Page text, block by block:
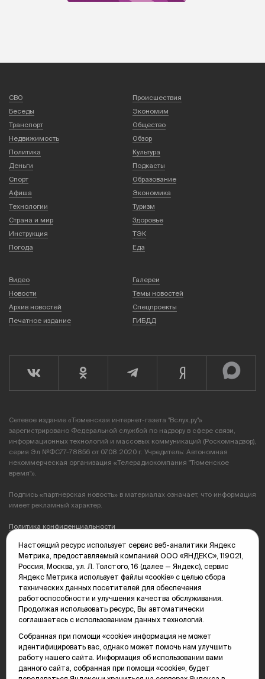
СВО
Происшествия
Беседы
Экономим
Транспорт
Общество
Недвижимость
Обзор
Политика
Культура
Деньги
Подкасты
Спорт
Образование
Афиша
Экономика
Технологии
Туризм
Страна и мир
Здоровье
Инструкция
ТЭК
Погода
Еда
Видео
Галереи
Новости
Темы новостей
Архив новостей
Спецпроекты
Печатное издание
ГИБДД
Сетевое издание «Тюменская интернет-газета "Вслух.ру"»
зарегистрировано Федеральной службой по надзору в сфере связи,
информационных технологий и массовых коммуникаций (Роскомнадзор),
серия Эл №ФС77-78856 от 07.08.2020 г. Учредитель: Автономная
некоммерческая организация «Телерадиокомпания "Тюменское
время"».
Подпись «партнерская новость» в материалах означает, что информация
имеет рекламный характер.
Политика конфиденциальности
Редакция: 625035, Тюмень, пр. Геологоразведчиков, 28А
(3452) 68-89-05
edit@vsluh.ru
Главный редактор: Панкина Т.Ю.
kika@vsluh.ru
По вопросам рекламы:
(3452) 68-89-78
kotovaev@sibinformburo.ru
mim@vsluh.ru
Настоящий ресурс использует сервис веб-аналитики Яндекс
Метрика, предоставляемый компанией ООО «ЯНДЕКС», 119021,
Россия, Москва, ул. Л. Толстого, 16 (далее — Яндекс), сервис
Яндекс Метрика использует файлы «cookie» с целью сбора
технических данных посетителей для обеспечения
работоспособности и улучшения качества обслуживания.
Продолжая использовать ресурс, Вы автоматически
соглашаетесь с использованием данных технологий.
Собранная при помощи «cookie» информация не может
идентифицировать вас, однако может помочь нам улучшить
работу нашего сайта. Информация об использовании вами
данного сайта, собранная при помощи «cookie», будет